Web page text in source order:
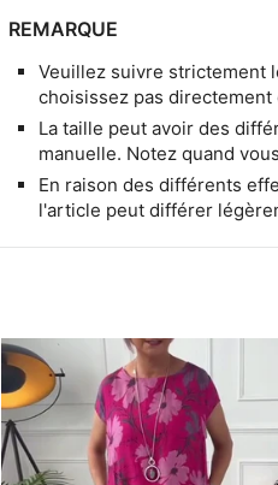
REMARQUE
Veuillez suivre strictement
choisissez pas
La taille peut avoir des
manuelle. Notez quand
En raison des différents
l'article peut différer